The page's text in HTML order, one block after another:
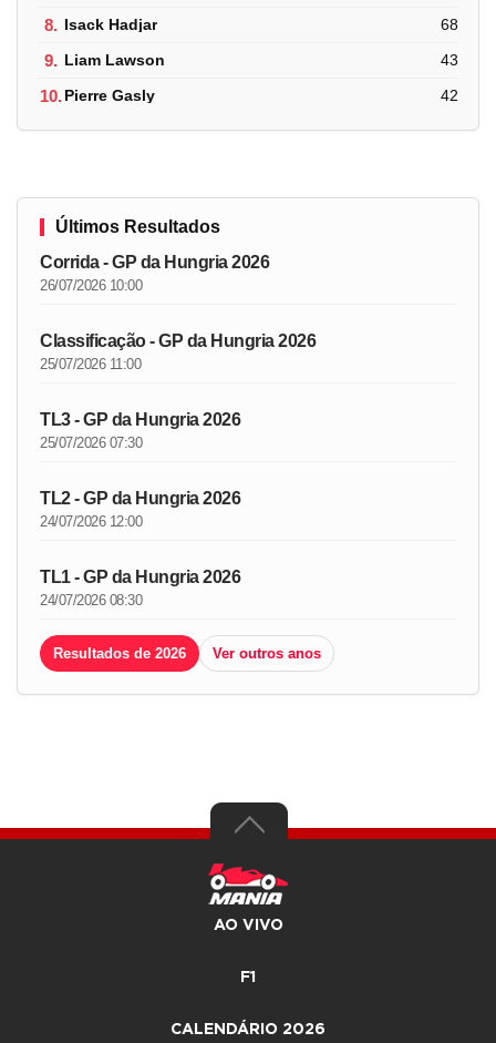
8. Isack Hadjar 68
9. Liam Lawson 43
10.Pierre Gasly 42
Últimos Resultados
Corrida - GP da Hungria 2026
26/07/2026 10:00
Classificação - GP da Hungria 2026
25/07/2026 11:00
TL3 - GP da Hungria 2026
25/07/2026 07:30
TL2 - GP da Hungria 2026
24/07/2026 12:00
TL1 - GP da Hungria 2026
24/07/2026 08:30
Resultados de 2026 Ver outros anos
AO VIVO
F1
CALENDÁRIO 2026